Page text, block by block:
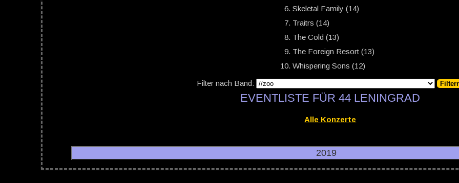
Skeletal Family (14)
Traitrs (14)
The Cold (13)
The Foreign Resort (13)
Whispering Sons (12)
Filter nach Band:
EVENTLISTE FÜR 44 LENINGRAD
Alle Konzerte
2019
28.09.2019, Faust (Hannover): 44 Leningrad